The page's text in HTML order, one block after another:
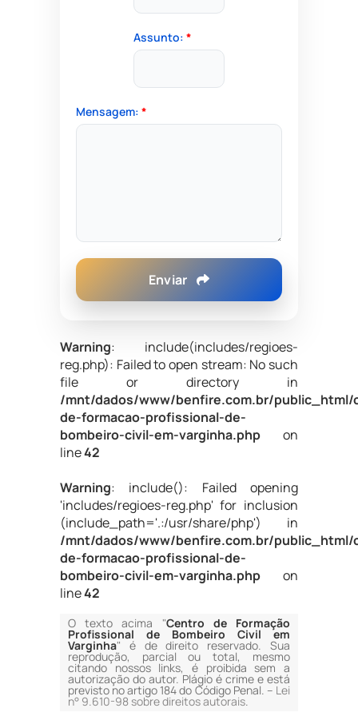
Assunto: *
Mensagem: *
Enviar
Warning: include(includes/regioes-
reg.php): Failed to open stream: No such
file or directory in
/mnt/dados/www/benfire.com.br/public_html/
de-formacao-profissional-de-
bombeiro-civil-em-varginha.phpon
line42
Warning: include(): Failed opening
'includes/regioes-reg.php' for inclusion
(include_path='.:/usr/share/php') in
/mnt/dados/www/benfire.com.br/public_html/
de-formacao-profissional-de-
bombeiro-civil-em-varginha.phpon
line42
O texto acima "Centro de Formação
Profissional de Bombeiro Civil em
Varginha" é de direito reservado. Sua
reprodução, parcial ou total, mesmo
citando nossos links, é proibida sem a
autorização do autor. Plágio é crime e está
previsto no artigo 184 do Código Penal. – Lei
n° 9.610-98 sobre direitos autorais.